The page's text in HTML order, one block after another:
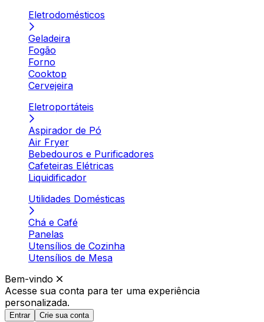
Eletrodomésticos
Geladeira
Fogão
Forno
Cooktop
Cervejeira
Eletroportáteis
Aspirador de Pó
Air Fryer
Bebedouros e Purificadores
Cafeteiras Elétricas
Liquidificador
Utilidades Domésticas
Chá e Café
Panelas
Utensílios de Cozinha
Utensílios de Mesa
Bem-vindo
Acesse sua conta para ter uma experiência
personalizada.
Entrar Crie sua conta